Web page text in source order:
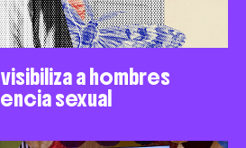
a hombres
sexual